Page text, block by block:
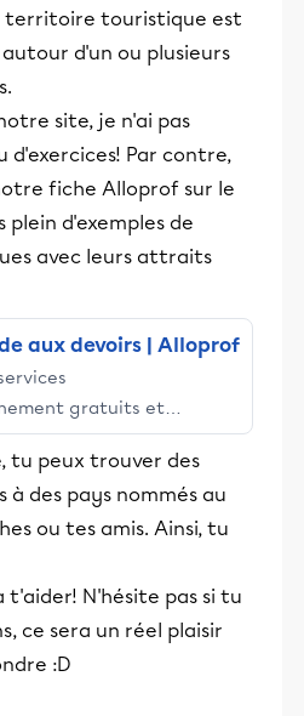
territoire touristique est
d'un ou plusieurs
site, je n'ai pas
Par contre,
fiche Alloprof sur le
plein d'exemples de
avec leurs attraits
aux devoirs | Alloprof
gratuits et
engage les élèves
dans la réussite
tu peux trouver des
des pays nommés au
ou tes amis. Ainsi, tu
t'aider! N'hésite pas si tu
ce sera un réel plaisir
:D